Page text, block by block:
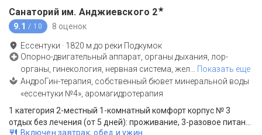
Санаторий им. Анджиевского 2★
9.1 / 10 8 оценок
Ессентуки · 1820 м до реки Подкумок
Опорно-двигательный аппарат, органы дыхания, лор-
органы, гинекология, нервная система, жел
Показать еще
АндроГин-терапия, собственный бювет минеральной воды
«ессентуки №4», аромагидротерапия
1 категория 2-местный 1-комнатный комфорт корпус № 3
Включен завтрак, обед и ужин